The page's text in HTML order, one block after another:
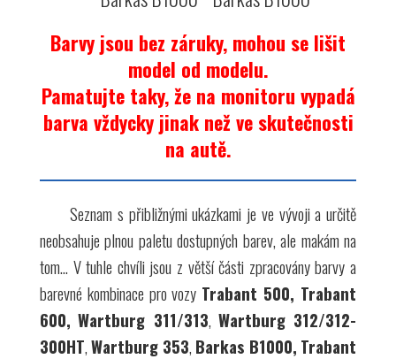
Barvy jsou bez záruky, mohou se lišit
model od modelu.
Pamatujte taky, že na monitoru vypadá
barva vždycky jinak než ve skutečnosti
na autě.
Seznam s přibližnými ukázkami je ve vývoji a určitě
neobsahuje plnou paletu dostupných barev, ale makám na
tom... V tuhle chvíli jsou z větší části zpracovány barvy a
barevné kombinace pro vozy Trabant 500, Trabant
600, Wartburg 311/313, Wartburg 312/312-
300HT,Wartburg 353, Barkas B1000, Trabant